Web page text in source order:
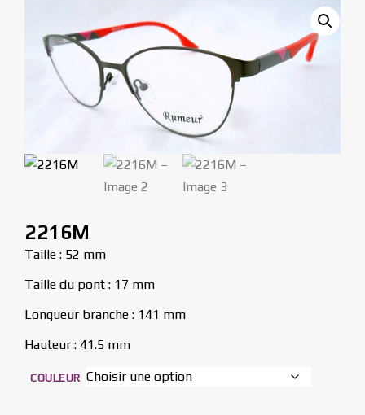
2216M
Taille : 52 mm
Taille du pont : 17 mm
Longueur branche : 141 mm
Hauteur : 41.5 mm
COULEUR